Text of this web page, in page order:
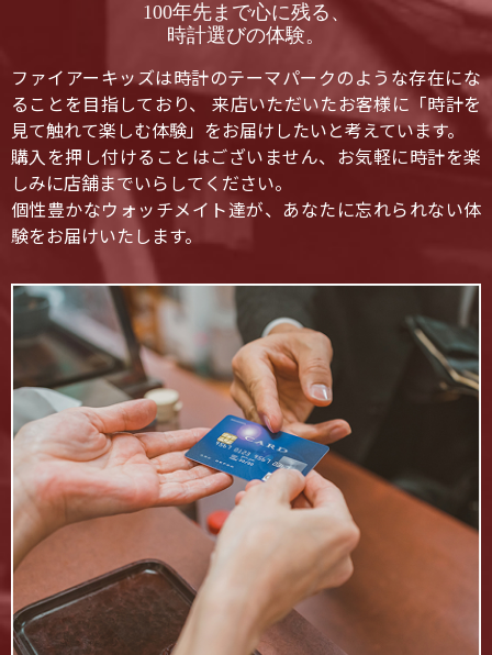
100年先まで心に残る、
時計選びの体験。
ファイアーキッズは時計のテーマパークのような存在にな
ることを目指しており、 来店いただいたお客様に「時計を
見て触れて楽しむ体験」をお届けしたいと考えています。
購入を押し付けることはございません、お気軽に時計を楽
しみに店舗までいらしてください。
個性豊かなウォッチメイト達が、あなたに忘れられない体
験をお届けいたします。